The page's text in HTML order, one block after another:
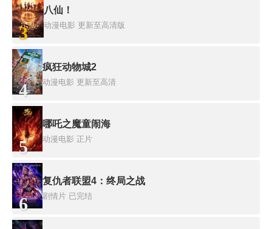
3
八仙！
动漫电影 更新至高清版
4
疯狂动物城2
动漫电影 更新至高清
5
哪吒之魔童闹海
动漫电影 正片
6
复仇者联盟4：终局之战
剧情片 已完结